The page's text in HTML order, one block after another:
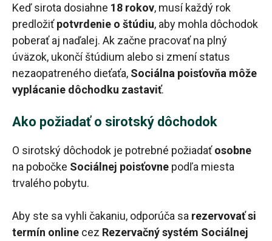
Keď sirota dosiahne 18 rokov, musí každý rok
predložiťpotvrdenie o štúdiu, aby mohla dôchodok
poberať aj naďalej. Ak začne pracovať na plný
úväzok, ukončí štúdium alebo si zmení status
nezaopatreného dieťaťa, Sociálna poisťovňa môže
vyplácanie dôchodku zastaviť.
Ako požiadať o sirotský dôchodok
O sirotský dôchodok je potrebné požiadaťosobne
na pobočke Sociálnej poisťovne podľa miesta
trvalého pobytu.
Aby ste sa vyhli čakaniu, odporúča sa rezervovať si
termín online cez Rezervačný systém Sociálnej